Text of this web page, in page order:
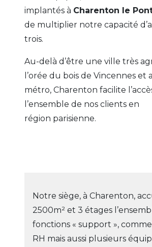
implantés à Charenton le
de multiplier notre capacité
trois.
Au-delà d’être une ville très
l’orée du bois de Vincennes et
métro, Charenton facilite
l’ensemble de nos clients en
région parisienne.
Notre siège, à Charenton,
2500m² et 3 étages
fonctions « support »,
RH mais aussi plusieurs